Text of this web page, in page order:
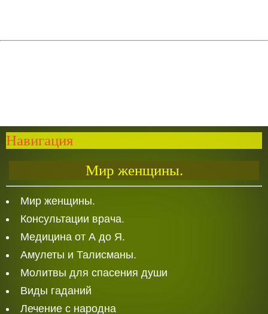
Навигация
Мир женщины.
Мир женщины.
Консультации врача.
Медицина от А до Я.
Амулеты и Талисманы.
Молитвы для спасения души
Виды гаданий
Лечение с народна